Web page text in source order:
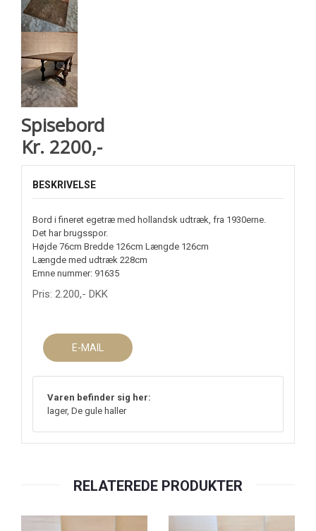
Spisebord
Kr. 2200,-
BESKRIVELSE
Bord i fineret egetræ med hollandsk udtræk, fra 1930erne.
Det har brugsspor.
Højde 76cm Bredde 126cm Længde 126cm
Længde med udtræk 228cm
Emne nummer: 91635
Pris: 2.200,- DKK
E-MAIL
Varen befinder sig her:
lager, De gule haller
RELATEREDE PRODUKTER